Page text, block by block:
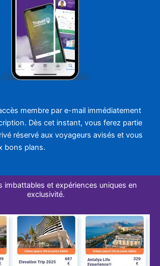
membre par e-mail immédiatement
Dès cet instant, vous ferez partie
réservé aux voyageurs avisés et vous
bons plans.
imbattables et expériences uniques en
exclusivité.